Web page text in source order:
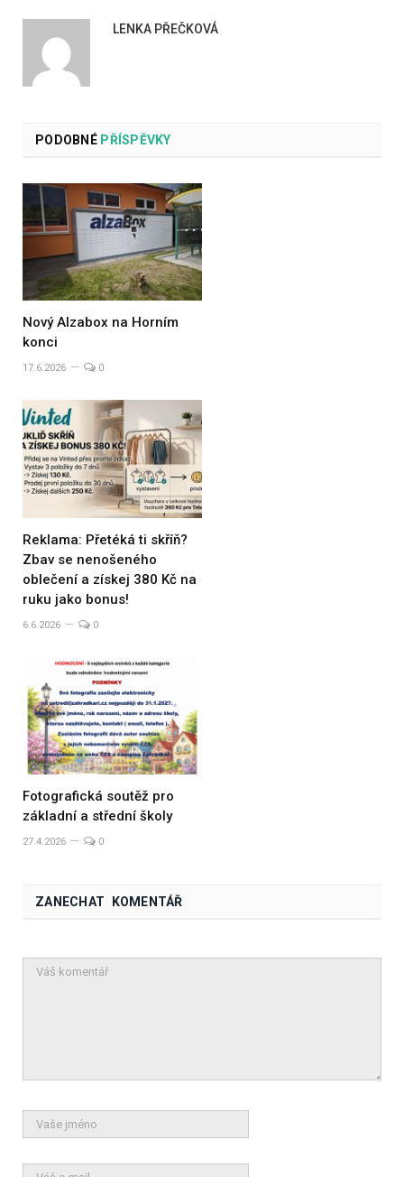
LENKA PŘEČKOVÁ
PODOBNÉPŘÍSPĚVKY
Nový Alzabox na Horním
konci
17.6.2026 0
Reklama: Přetéká ti skříň?
Zbav se nenošeného
oblečení a získej 380 Kč na
ruku jako bonus!
6.6.2026 0
Fotografická soutěž pro
základní a střední školy
27.4.2026 0
ZANECHAT KOMENTÁŘ